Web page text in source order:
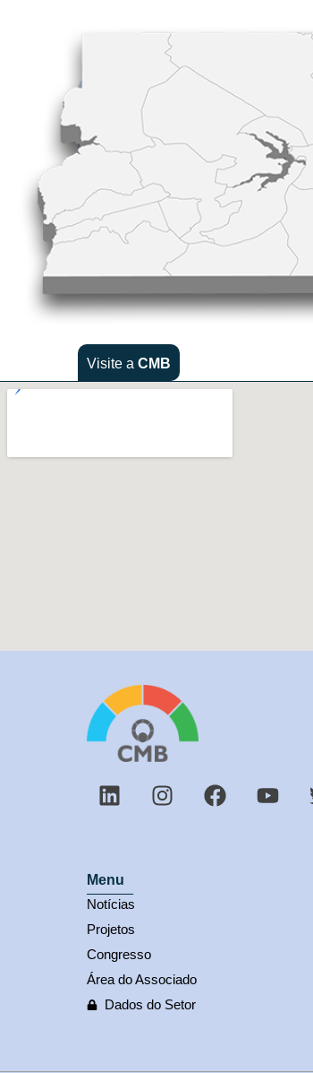
Visite a CMB
Menu
Notícias
Projetos
Congresso
Área do Associado
Dados do Setor